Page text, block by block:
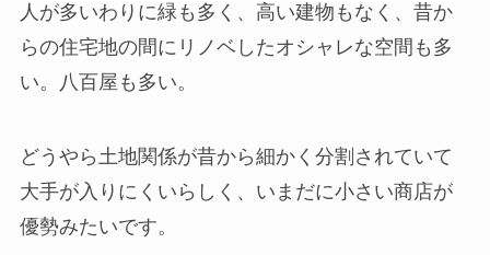
人が多いわりに緑も多く、高い建物もなく、昔か
らの住宅地の間にリノベしたオシャレな空間も多
い。八百屋も多い。
どうやら土地関係が昔から細かく分割されていて
大手が入りにくいらしく、いまだに小さい商店が
優勢みたいです。